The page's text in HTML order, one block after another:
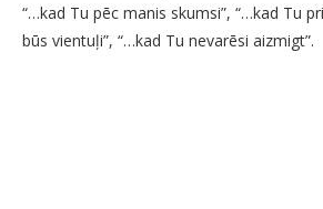
“…kad Tu pēc manis skumsi”, “…kad Tu
būs vientuļi”, “…kad Tu nevarēsi aizmigt”.